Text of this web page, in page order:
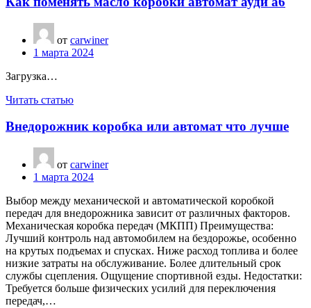
от carwiner
1 марта 2024
Загрузка…
Читать статью
Внедорожник коробка или автомат что лучше
от carwiner
1 марта 2024
Выбор между механической и автоматической коробкой
передач для внедорожника зависит от различных факторов.
Механическая коробка передач (МКПП) Преимущества:
Лучший контроль над автомобилем на бездорожье, особенно
на крутых подъемах и спусках. Ниже расход топлива и более
низкие затраты на обслуживание. Более длительный срок
службы сцепления. Ощущение спортивной езды. Недостатки:
Требуется больше физических усилий для переключения
передач,…